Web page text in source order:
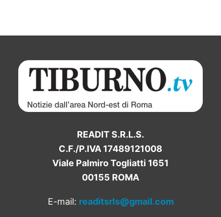
READIT S.R.L.S.
C.F./P.IVA 17489121008
Viale Palmiro Togliatti 1651
00155 ROMA
E-mail: readitsrls@gmail.com